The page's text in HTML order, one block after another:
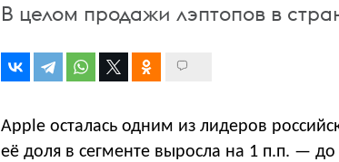
В целом продажи лэптопов в
Apple осталась одним из лидеров
её доля в сегменте выросла на 1 п.п. —